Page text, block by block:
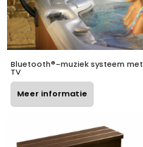
Bluetooth®-muziek systeem met
TV
Meer informatie